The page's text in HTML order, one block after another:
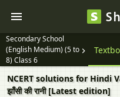
Secondary School
(English Medium) (5 to
8) Class 6
NCERT solutions for Hindi
झाँसी की रानी [Latest edition]